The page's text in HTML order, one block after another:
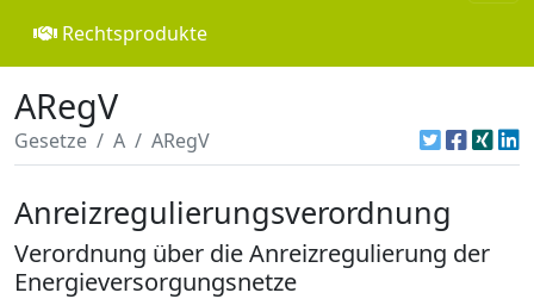
Rechtsprodukte
ARegV
Gesetze A ARegV
Anreizregulierungsverordnung
Verordnung über die Anreizregulierung der
Energieversorgungsnetze